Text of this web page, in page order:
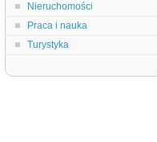
Nieruchomości
Praca i nauka
Turystyka